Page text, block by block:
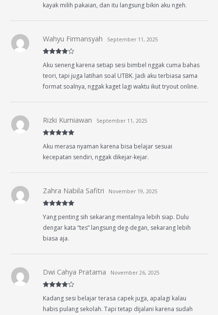
kayak milih pakaian, dan itu langsung bikin aku ngeh.
out of 5
Wahyu Firmansyah September 11, 2025
Aku seneng karena setiap sesi bimbel nggak cuma bahas
teori, tapi juga latihan soal UTBK. Jadi aku terbiasa sama
format soalnya, nggak kaget lagi waktu ikut tryout online.
of 5
Rizki Kurniawan September 11, 2025
Aku merasa nyaman karena bisa belajar sesuai
kecepatan sendiri, nggak dikejar-kejar.
of 5
Zahra Nabila Safitri November 19, 2025
Yang penting sih sekarang mentalnya lebih siap. Dulu
dengar kata “tes” langsung deg-degan, sekarang lebih
biasa aja.
out of 5
Dwi Cahya Pratama November 26, 2025
Kadang sesi belajar terasa capek juga, apalagi kalau
habis pulang sekolah. Tapi tetap dijalani karena sudah